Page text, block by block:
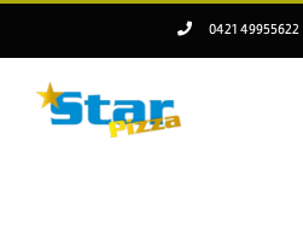
Zum
springen
0421 49955622